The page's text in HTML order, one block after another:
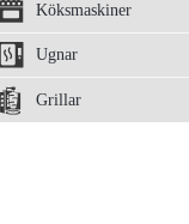
Köksmaskiner
Ugnar
Grillar